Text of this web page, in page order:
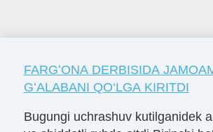
FARGʻONA DERBISIDA
GʻALABANI QO‘LGA KIRITDI
Bugungi uchrashuv kutilganidek